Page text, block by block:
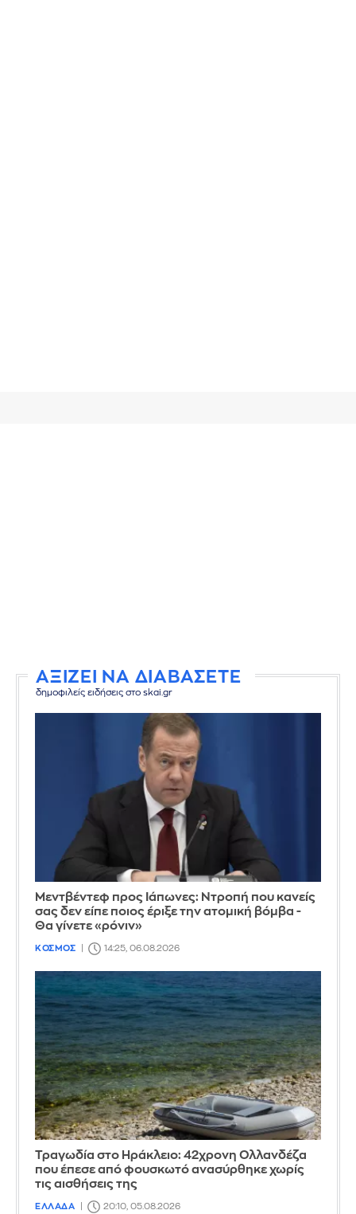
ΑΞΙΖΕΙ ΝΑ ΔΙΑΒΑΣΕΤΕ
δημοφιλείς ειδήσεις στο skai.gr
Μεντβέντεφ προς Ιάπωνες: Ντροπή που κανείς
σας δεν είπε ποιος έριξε την ατομική βόμβα -
Θα γίνετε «ρόνιν»
ΚΟΣΜΟΣ 14:25, 06.08.2026
Τραγωδία στο Ηράκλειο: 42χρονη Ολλανδέζα
που έπεσε από φουσκωτό ανασύρθηκε χωρίς
τις αισθήσεις της
ΕΛΛΑΔΑ 20:10, 05.08.2026